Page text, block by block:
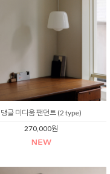
댕글 미디움 팬던트 (2 type)
270,000원